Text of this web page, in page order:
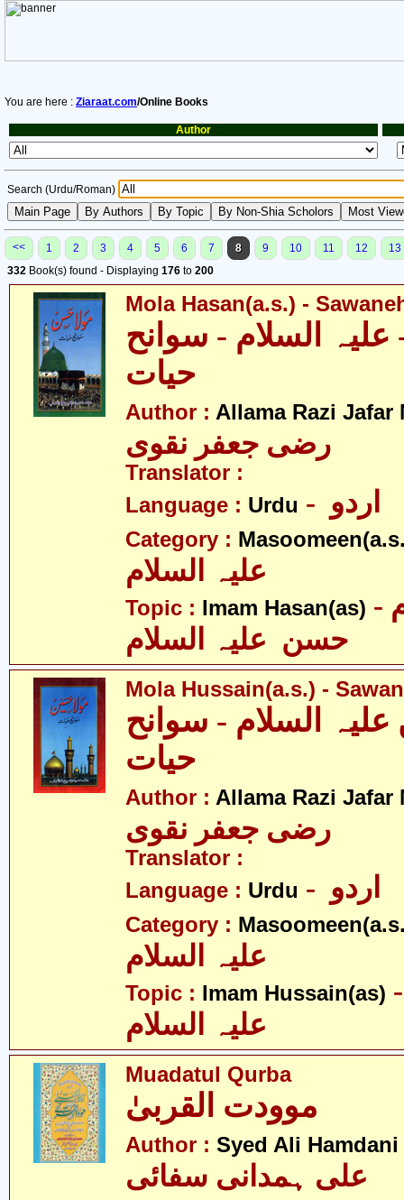
You are here : Ziaraat.com/Online Books
Author
Search (Urdu/Roman)
<< 1 2 3 4 5 6 7 8 9 10 11 12
13
332 Book(s) found - Displaying 176 to 200
Mola Hasan(a.s.) -
السلام - سوانح
حیات
Author : Allama Razi Jafar
رضی جعفر نقوی
Translator :
Language : Urdu
Category :
Topic : Imam Hasan(as) - امام
حسن علیہ السلام
Mola Hussain(a.s.) -
السلام - سوانح
Author : Allama Razi Jafar
رضی جعفر نقوی
Translator :
Language : Urdu
Category :
Topic : Imam Hussain(as)
علیہ السلام
Muadatul Qurba
Author : Syed Ali Hamdani
علی ہمدانی سفائی